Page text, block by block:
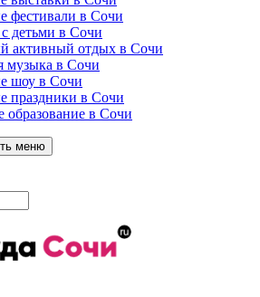
фестивали в Сочи
детьми в Сочи
активный отдых в Сочи
музыка в Сочи
шоу в Сочи
праздники в Сочи
образование в Сочи
меню